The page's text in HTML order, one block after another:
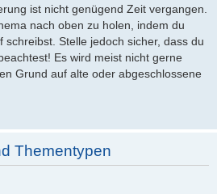
ist nicht genügend Zeit vergangen.
nach oben zu holen, indem du
schreibst. Stelle jedoch sicher, dass du
Es wird meist nicht gerne
Grund auf alte oder abgeschlossene
Thementypen